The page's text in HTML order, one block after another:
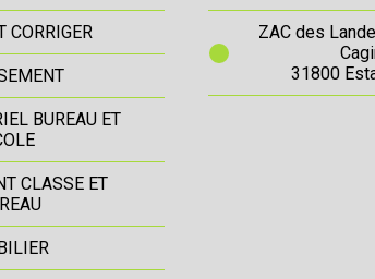
CORRIGER
BUREAU ET
CLASSE ET
ZAC des
31800